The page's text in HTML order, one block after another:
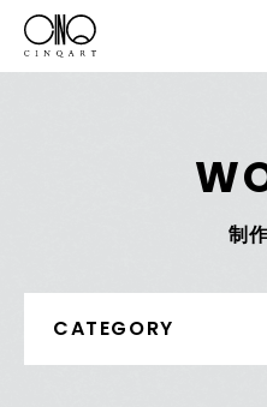
制
CATEGORY